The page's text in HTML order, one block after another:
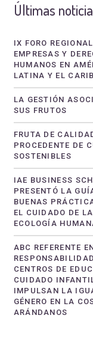
Últimas
IX FORO
EMPRESAS Y
HUMANOS EN
LATINA Y EL
LA GESTIÓN
SUS FRUTOS
FRUTA DE
PROCEDENTE DE
SOSTENIBLES
IAE BUSINESS
PRESENTÓ LA
BUENAS
EL CUIDADO DE LA
ECOLOGÍA
ABC REFERENTE
CENTROS DE
CUIDADO
IMPULSAN LA
GÉNERO EN LA
ARÁNDANOS